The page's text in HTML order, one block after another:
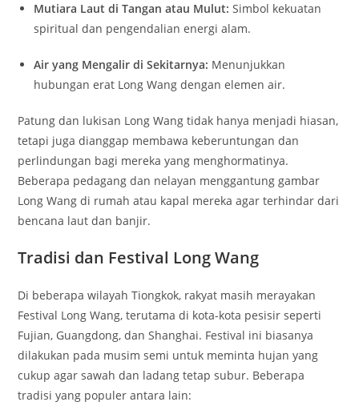
Mutiara Laut di Tangan atau Mulut: Simbol kekuatan
spiritual dan pengendalian energi alam.
Air yang Mengalir di Sekitarnya: Menunjukkan
hubungan erat Long Wang dengan elemen air.
Patung dan lukisan Long Wang tidak hanya menjadi hiasan,
tetapi juga dianggap membawa keberuntungan dan
perlindungan bagi mereka yang menghormatinya.
Beberapa pedagang dan nelayan menggantung gambar
Long Wang di rumah atau kapal mereka agar terhindar dari
bencana laut dan banjir.
Tradisi dan Festival Long Wang
Di beberapa wilayah Tiongkok, rakyat masih merayakan
Festival Long Wang, terutama di kota-kota pesisir seperti
Fujian, Guangdong, dan Shanghai. Festival ini biasanya
dilakukan pada musim semi untuk meminta hujan yang
cukup agar sawah dan ladang tetap subur. Beberapa
tradisi yang populer antara lain: